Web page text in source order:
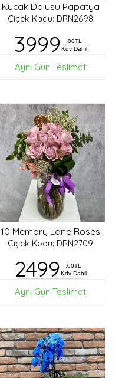
Kucak Dolusu Papatya
Çiçek Kodu: DRN2698
3999
,00TL
Kdv Dahil
Aynı Gün Teslimat
10 Memory Lane Roses
Çiçek Kodu: DRN2709
2499
,00TL
Kdv Dahil
Aynı Gün Teslimat